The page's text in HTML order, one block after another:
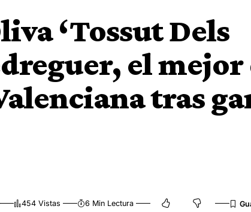
‘Tossut Dels
el mejor
tras
454 Vistas 6 Min Lectura